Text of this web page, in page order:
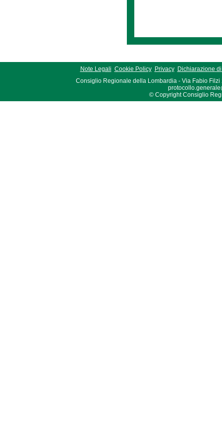
Note Legali Cookie Policy Privacy
Dichiarazione
Consiglio Regionale della Lombardia - Via Fabio Filzi
© Copyright Consiglio